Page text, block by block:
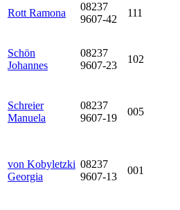
Rott Ramona
08237
9607-42
111
Schön
Johannes
08237
9607-23
102
Schreier
Manuela
08237
9607-19
005
von Kobyletzki
Georgia
08237
9607-13
001